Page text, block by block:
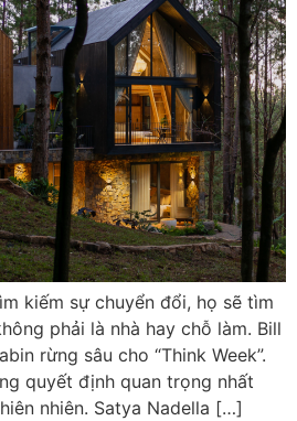
kiếm sự chuyển đổi, họ sẽ tìm
phải là nhà hay chỗ làm. Bill
rừng sâu cho “Think Week”.
quyết định quan trọng nhất
nhiên. Satya Nadella […]